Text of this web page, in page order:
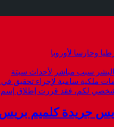
وحارسا لأوروبا
بالبشر سبب مباشر لأحداث سبتة
ملكية سامية لإجراء تحقيق
لكم، فقد قررت إطلاق
جريدة كلميم